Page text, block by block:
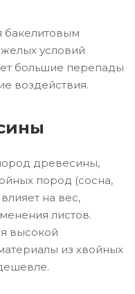
бакелитовым
условий
большие перепады
воздействия.
древесины,
пород (сосна,
на вес,
листов.
высокой
из хвойных